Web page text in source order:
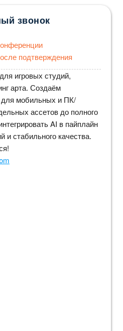
звонок
подтверждения
игровых студий,
арта. Создаём
для мобильных и ПК/
ассетов до полного
AI в пайплайн
и стабильного качества.